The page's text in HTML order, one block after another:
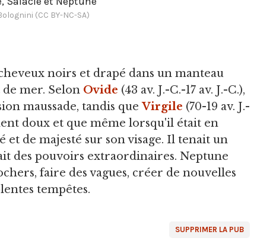
(CC BY-NC-SA)
noirs et drapé dans un manteau
mer. Selon Ovide (43 av. J.-C.-17 av. J.-C.),
maussade, tandis queVirgile (70-19 av. J.-
doux et que même lorsqu'il était en
de majesté sur son visage. Il tenait un
des pouvoirs extraordinaires. Neptune
faire des vagues, créer de nouvelles
tempêtes.
SUPPRIMER LA PUB